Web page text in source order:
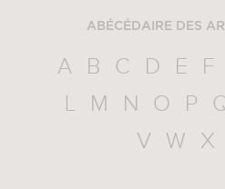
ABÉCÉDAIRE DES
A B C D E F
L
M N O P
V
W X